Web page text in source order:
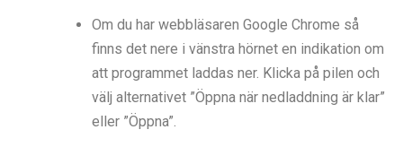
Om du har webbläsaren Google Chrome så
finns det nere i vänstra hörnet en indikation om
att programmet laddas ner. Klicka på pilen och
välj alternativet ”Öppna när nedladdning är klar”
eller ”Öppna”.